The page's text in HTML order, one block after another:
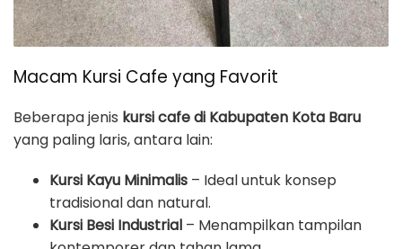
Macam Kursi Cafe yang Favorit
Beberapa jenis kursi cafe di Kabupaten Kota Baru
yang paling laris, antara lain:
Kursi Kayu Minimalis – Ideal untuk konsep
tradisional dan natural.
Kursi Besi Industrial – Menampilkan tampilan